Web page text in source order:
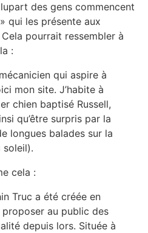
des gens commencent
qui les présente aux
pourrait ressembler à
:
qui aspire à
mon site. J’habite à
chien baptisé Russell,
qu’être surpris par la
longues balades sur la
soleil).
cela :
Truc a été créée en
proposer au public des
depuis lors. Située à